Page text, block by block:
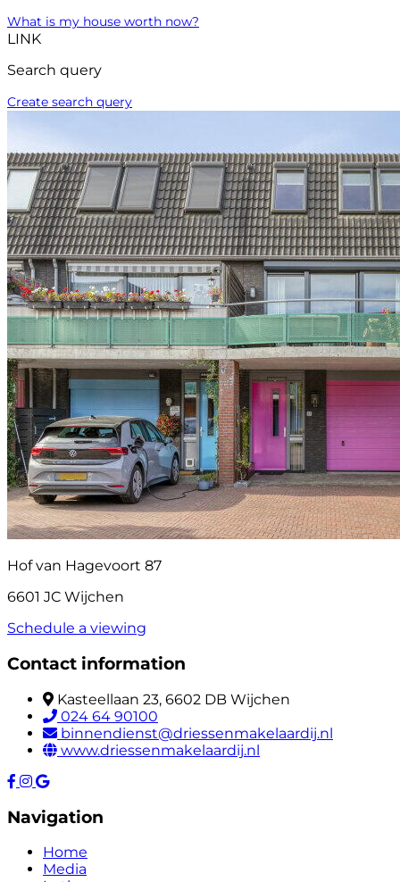
What is my house worth now?
LINK
Search query
Create search query
Hof van Hagevoort 87
6601 JC Wijchen
Schedule a viewing
Contact information
Kasteellaan 23, 6602 DB Wijchen
024 64 90100
binnendienst@driessenmakelaardij.nl
www.driessenmakelaardij.nl
Navigation
Home
Media